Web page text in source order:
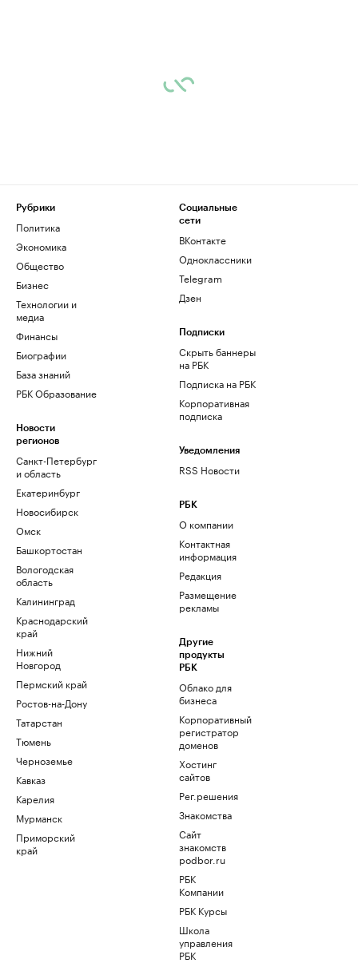
Рубрики
Политика
Экономика
Общество
Бизнес
Технологии и
медиа
Финансы
Биографии
База знаний
РБК Образование
Новости
регионов
Санкт-Петербург
и область
Екатеринбург
Новосибирск
Омск
Башкортостан
Вологодская
область
Калининград
Краснодарский
край
Нижний
Новгород
Пермский край
Ростов-на-Дону
Татарстан
Тюмень
Черноземье
Кавказ
Карелия
Мурманск
Приморский
край
Социальные
сети
ВКонтакте
Одноклассники
Telegram
Дзен
Подписки
Скрыть баннеры
на РБК
Подписка на РБК
Корпоративная
подписка
Уведомления
RSS Новости
РБК
О компании
Контактная
информация
Редакция
Размещение
рекламы
Другие
продукты
РБК
Облако для
бизнеса
Корпоративный
регистратор
доменов
Хостинг
сайтов
Рег.решения
Знакомства
Сайт
знакомств
podbor.ru
РБК
Компании
РБК Курсы
Школа
управления
РБК